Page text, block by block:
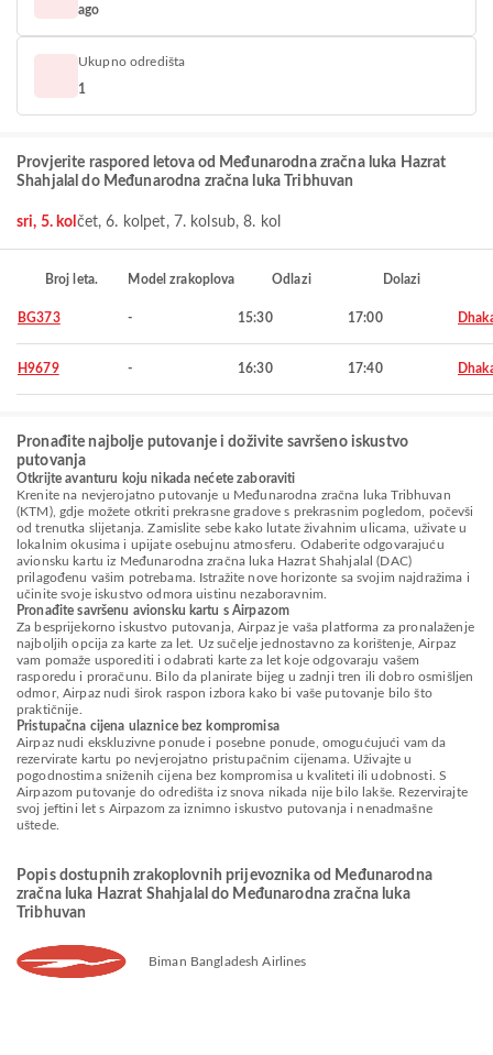
ago
Ukupno odredišta
1
Provjerite raspored letova od Međunarodna zračna luka Hazrat
Shahjalal do Međunarodna zračna luka Tribhuvan
sri, 5. kol čet, 6. kol pet, 7. kol sub, 8. kol
Broj leta. Model zrakoplova Odlazi Dolazi
BG373 - 15:30 17:00
H9679 - 16:30 17:40
Pronađite najbolje putovanje i doživite savršeno iskustvo
putovanja
Otkrijte avanturu koju nikada nećete zaboraviti
Krenite na nevjerojatno putovanje u Međunarodna zračna luka Tribhuvan
(KTM), gdje možete otkriti prekrasne gradove s prekrasnim pogledom, počevši
od trenutka slijetanja. Zamislite sebe kako lutate živahnim ulicama, uživate u
lokalnim okusima i upijate osebujnu atmosferu. Odaberite odgovarajuću
avionsku kartu iz Međunarodna zračna luka Hazrat Shahjalal (DAC)
prilagođenu vašim potrebama. Istražite nove horizonte sa svojim najdražima i
učinite svoje iskustvo odmora uistinu nezaboravnim.
Pronađite savršenu avionsku kartu s Airpazom
Za besprijekorno iskustvo putovanja, Airpaz je vaša platforma za pronalaženje
najboljih opcija za karte za let. Uz sučelje jednostavno za korištenje, Airpaz
vam pomaže usporediti i odabrati karte za let koje odgovaraju vašem
rasporedu i proračunu. Bilo da planirate bijeg u zadnji tren ili dobro osmišljen
odmor, Airpaz nudi širok raspon izbora kako bi vaše putovanje bilo što
praktičnije.
Pristupačna cijena ulaznice bez kompromisa
Airpaz nudi ekskluzivne ponude i posebne ponude, omogućujući vam da
rezervirate kartu po nevjerojatno pristupačnim cijenama. Uživajte u
pogodnostima sniženih cijena bez kompromisa u kvaliteti ili udobnosti. S
Airpazom putovanje do odredišta iz snova nikada nije bilo lakše. Rezervirajte
svoj jeftini let s Airpazom za iznimno iskustvo putovanja i nenadmašne
uštede.
Popis dostupnih zrakoplovnih prijevoznika od Međunarodna
zračna luka Hazrat Shahjalal do Međunarodna zračna luka
Tribhuvan
Biman Bangladesh Airlines